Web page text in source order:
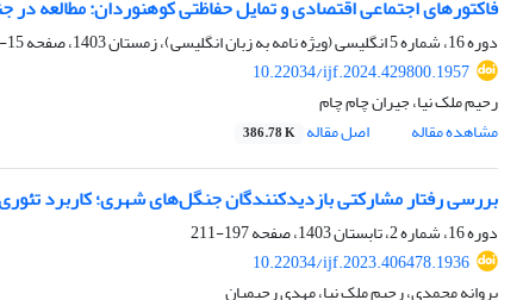
فاکتورهای اجتماعی اقتصادی و تمایل حفاظتی کوهنوردان: مطالعه
دوره 16، شماره 5 انگلیسی (ویژه نامه به زبان انگلیسی)، زمستان 1403، صفحه
15-30
10.22034/ijf.2024.429800.1957
رحیم ملک نیا، جیران چام چام
مشاهده مقاله
اصل مقاله 386.78 K
بررسی رفتار مشارکتی بازدیدکنندگان جنگل‌های شهری؛ کاربرد
دوره 16، شماره 2، تابستان 1403، صفحه
197-211
10.22034/ijf.2023.406478.1936
پروانه محمدی، رحیم ملک نیا، مهدی رحیمیان